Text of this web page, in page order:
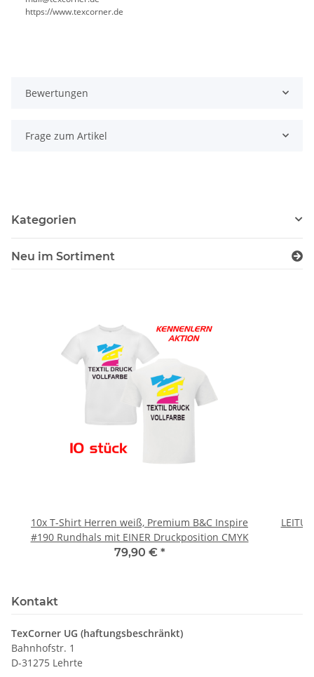
https://www.texcorner.de
Bewertungen
Frage zum Artikel
Kategorien
Neu im Sortiment
10x T-Shirt Herren weiß, Premium B&C Inspire
#190 Rundhals mit EINER Druckposition CMYK
79,90 € *
Kontakt
TexCorner UG (haftungsbeschränkt)
Bahnhofstr. 1
D-31275 Lehrte